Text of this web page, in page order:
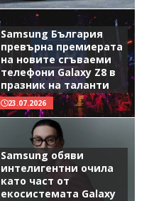
Samsung България
превърна премиерата
на новите сгъваеми
телефони Galaxy Z8 в
празник на таланти
23.07.2026
Samsung обяви
интелигентни очила
като част от
екосистемата Galaxy